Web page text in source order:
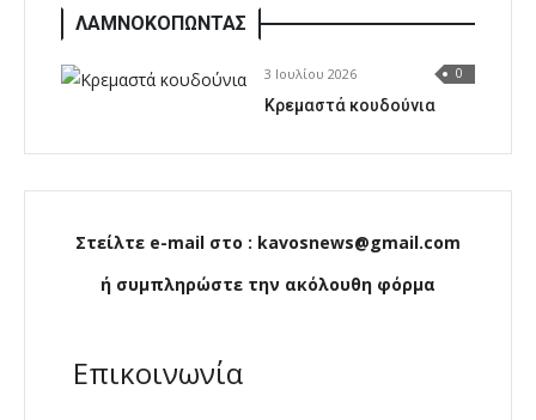
ΛΑΜΝΟΚΟΠΩΝΤΑΣ
3 Ιουλίου 2026 0
Κρεμαστά κουδούνια
Στείλτε e-mail στο : kavosnews@gmail.com
ή συμπληρώστε την ακόλουθη φόρμα
Επικοινωνία